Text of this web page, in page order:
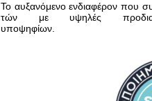
Το αυξανόμενο ενδιαφέρον που
τών με υψηλές